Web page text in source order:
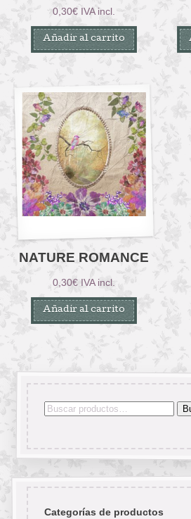
0,30€ IVA incl.
Añadir al carrito
NATURE ROMANCE
0,30€ IVA incl.
Añadir al carrito
Buscar
Categorías de productos